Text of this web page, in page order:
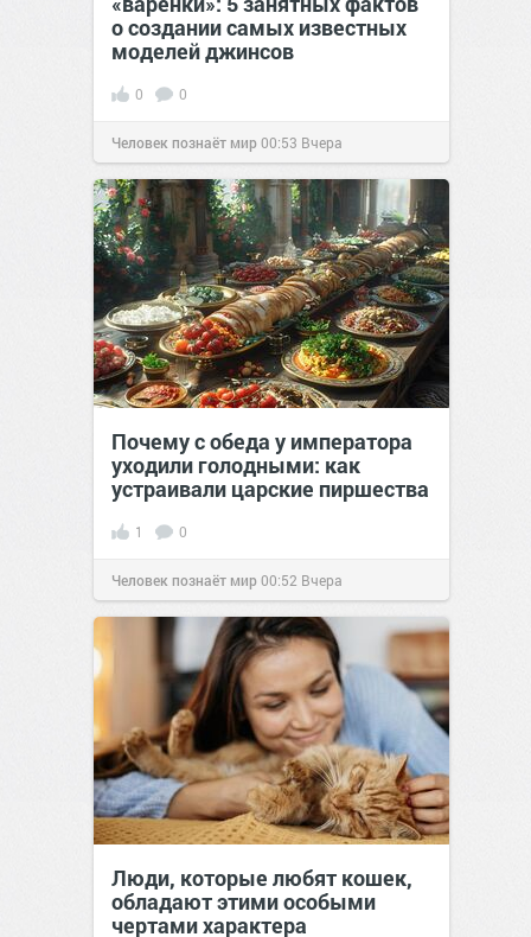
о создании самых известных
моделей джинсов
0 0
Человек познаёт мир00:53 Вчера
Почему с обеда у императора
уходили голодными: как
устраивали царские пиршества
1 0
Человек познаёт мир00:52 Вчера
Люди, которые любят кошек,
обладают этими особыми
чертами характера